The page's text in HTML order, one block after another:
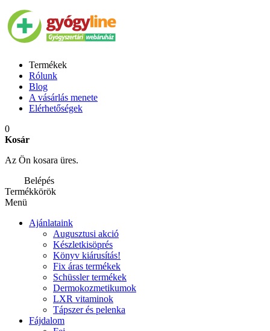
Termékek
Rólunk
Blog
A vásárlás menete
Elérhetőségek
0
Kosár
Az Ön kosara üres.
Belépés
Termékkörök
Menü
Ajánlataink
Augusztusi akció
Készletkisöprés
Könyv kiárusítás!
Fix áras termékek
Schüssler termékek
Dermokozmetikumok
LXR vitaminok
Tápszer és pelenka
Fájdalom